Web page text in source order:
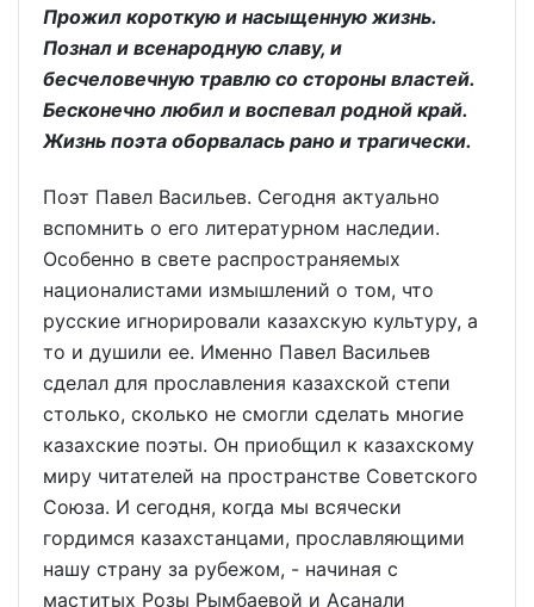
Прожил короткую и насыщенную жизнь.
Познал и всенародную славу, и
бесчеловечную травлю со стороны властей.
Бесконечно любил и воспевал родной край.
Жизнь поэта оборвалась рано и трагически.
Поэт Павел Васильев. Сегодня актуально
вспомнить о его литературном наследии.
Особенно в свете распространяемых
националистами измышлений о том, что
русские игнорировали казахскую культуру, а
то и душили ее. Именно Павел Васильев
сделал для прославления казахской степи
столько, сколько не смогли сделать многие
казахские поэты. Он приобщил к казахскому
миру читателей на пространстве Советского
Союза. И сегодня, когда мы всячески
гордимся казахстанцами, прославляющими
нашу страну за рубежом, - начиная с
маститых Розы Рымбаевой и Асанали